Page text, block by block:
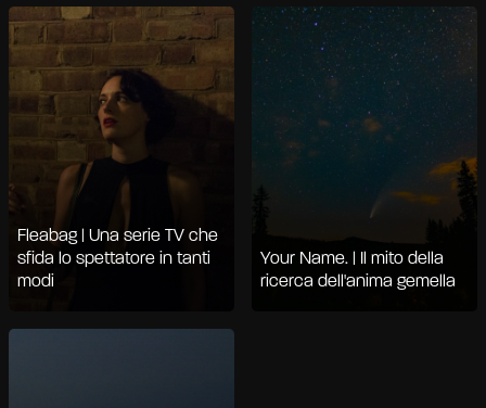
Fleabag | Una serie TV che
sfida lo spettatore in tanti
modi
Your Name. | Il mito della
ricerca dell'anima gemella